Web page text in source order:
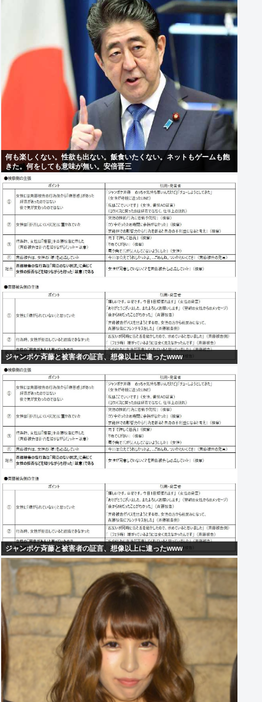
何も楽しくない。性欲も出ない。飯食いたくない。ネットもゲームも飽
きた。何をしても意味が無い。安倍晋三
ジャンポケ斉藤と被害者の証言、想像以上に違ったwww
ジャンポケ斉藤と被害者の証言、想像以上に違ったwww